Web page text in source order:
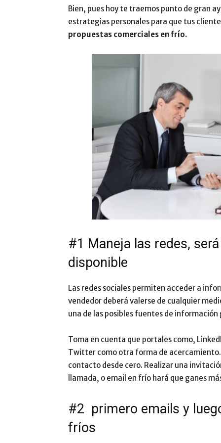
Bien, pues hoy te traemos punto de gran
estrategias personales para que tus
propuestas comerciales en frío.
#1 Maneja las redes,
disponible
Las redes sociales permiten acceder a
vendedor deberá valerse de cualquier
una de las posibles fuentes de
Toma en cuenta que portales como,
Twitter como otra forma de
contacto desde cero. Realizar una
llamada, o email en frío hará que ganes
#2 primero emails y
fríos